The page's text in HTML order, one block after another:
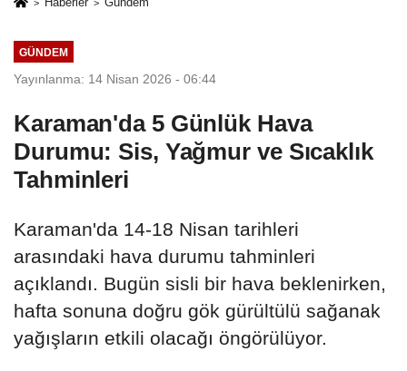
GÜNDEM
Yayınlanma: 14 Nisan 2026 - 06:44
Karaman'da 5 Günlük Hava
Durumu: Sis, Yağmur ve Sıcaklık
Tahminleri
Karaman'da 14-18 Nisan tarihleri
arasındaki hava durumu tahminleri
açıklandı. Bugün sisli bir hava beklenirken,
hafta sonuna doğru gök gürültülü sağanak
yağışların etkili olacağı öngörülüyor.